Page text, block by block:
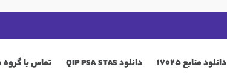
دانلود منابع 17025 دانلود QIP PSA STAS تماس با